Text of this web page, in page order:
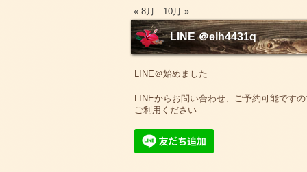
« 8月 10月 »
LINE ＠elh4431q
LINE＠始めました
LINEからお問い合わせ、ご予約可能です
ご利用ください